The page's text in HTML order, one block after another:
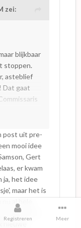
zei:
blijkbaar
stoppen.
asteblief
Dat gaat
het is
post uit pre-
mooi idee
Gert
er kwam
ja, het idee
maar het is
in
Registreren Meer